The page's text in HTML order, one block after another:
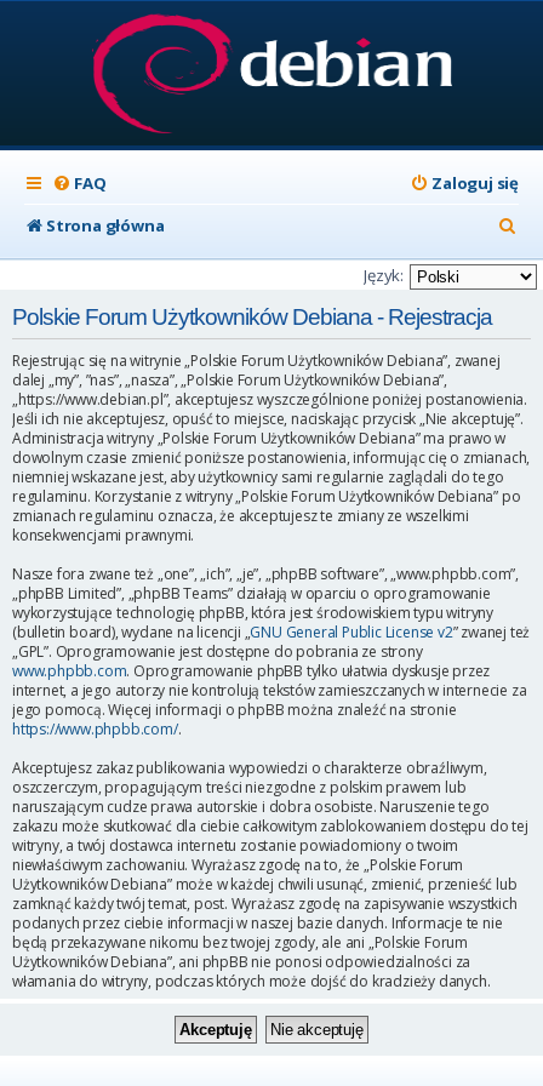
FAQ
Zaloguj się
Strona główna
z
u
j
Język:
Polskie Forum Użytkowników Debiana - Rejestracja
Rejestrując się na witrynie „Polskie Forum Użytkowników Debiana”, zwanej
dalej „my”, ”nas”, „nasza”, „Polskie Forum Użytkowników Debiana”,
„https://www.debian.pl”, akceptujesz wyszczególnione poniżej postanowienia.
Jeśli ich nie akceptujesz, opuść to miejsce, naciskając przycisk „Nie akceptuję”.
Administracja witryny „Polskie Forum Użytkowników Debiana” ma prawo w
dowolnym czasie zmienić poniższe postanowienia, informując cię o zmianach,
niemniej wskazane jest, aby użytkownicy sami regularnie zaglądali do tego
regulaminu. Korzystanie z witryny „Polskie Forum Użytkowników Debiana” po
zmianach regulaminu oznacza, że akceptujesz te zmiany ze wszelkimi
konsekwencjami prawnymi.
Nasze fora zwane też „one”, „ich”, „je”, „phpBB software”, „www.phpbb.com”,
„phpBB Limited”, „phpBB Teams” działają w oparciu o oprogramowanie
wykorzystujące technologię phpBB, która jest środowiskiem typu witryny
(bulletin board), wydane na licencji „GNU General Public License v2” zwanej też
„GPL”. Oprogramowanie jest dostępne do pobrania ze strony
www.phpbb.com. Oprogramowanie phpBB tylko ułatwia dyskusje przez
internet, a jego autorzy nie kontrolują tekstów zamieszczanych w internecie za
jego pomocą. Więcej informacji o phpBB można znaleźć na stronie
https://www.phpbb.com/.
Akceptujesz zakaz publikowania wypowiedzi o charakterze obraźliwym,
oszczerczym, propagującym treści niezgodne z polskim prawem lub
naruszającym cudze prawa autorskie i dobra osobiste. Naruszenie tego
zakazu może skutkować dla ciebie całkowitym zablokowaniem dostępu do tej
witryny, a twój dostawca internetu zostanie powiadomiony o twoim
niewłaściwym zachowaniu. Wyrażasz zgodę na to, że „Polskie Forum
Użytkowników Debiana” może w każdej chwili usunąć, zmienić, przenieść lub
zamknąć każdy twój temat, post. Wyrażasz zgodę na zapisywanie wszystkich
podanych przez ciebie informacji w naszej bazie danych. Informacje te nie
będą przekazywane nikomu bez twojej zgody, ale ani „Polskie Forum
Użytkowników Debiana”, ani phpBB nie ponosi odpowiedzialności za
włamania do witryny, podczas których może dojść do kradzieży danych.